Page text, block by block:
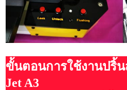
ขั้นตอนการใช้งานปริ้น
Jet A3